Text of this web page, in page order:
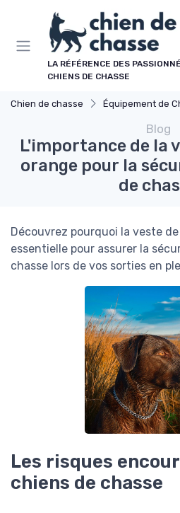
LA RÉFÉRENCE DES
CHIENS DE CHASSE
Chien de chasse Équipement de
Blog
L'importance de la
orange pour la
de
Découvrez pourquoi la veste
essentielle pour assurer la
chasse lors de vos sorties en
Les risques
chiens de chasse
Panneau de gestion des cookies